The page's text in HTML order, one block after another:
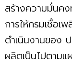
สร้างความมั่นค
การให้กรมเชื้อเ
ดำเนินงานของ
ผลิตเป็นไปตามแ